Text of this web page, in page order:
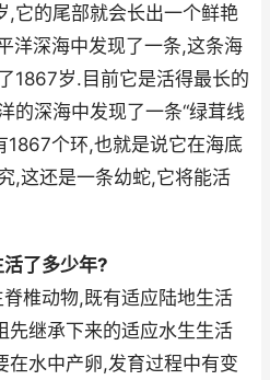
,它的尾部就会长出一个鲜艳
洋深海中发现了一条,这条海
1867岁.目前它是活得最长的
的深海中发现了一条“绿茸线
1867个环,也就是说它在海底
,这还是一条幼蛇,它将能活
了多少年?
椎动物,既有适应陆地生活
先继承下来的适应水生生活
在水中产卵,发育过程中有变